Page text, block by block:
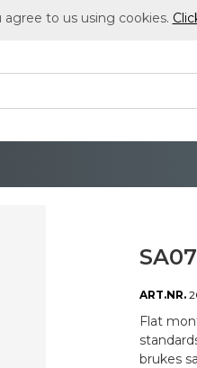
SA07
ART.NR.
Flat
brukes
to us using cookies.